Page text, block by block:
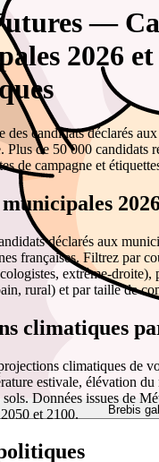
Brebis
—
2026
des candidats déclarés
Plus de 50 000 candidats
de campagne et
déclarés aux
françaises. Filtrez par
extrême-
rural) et par taille de
climatiques
climatiques de
estivale, élévation du
sols. Données issues de
et 2100.